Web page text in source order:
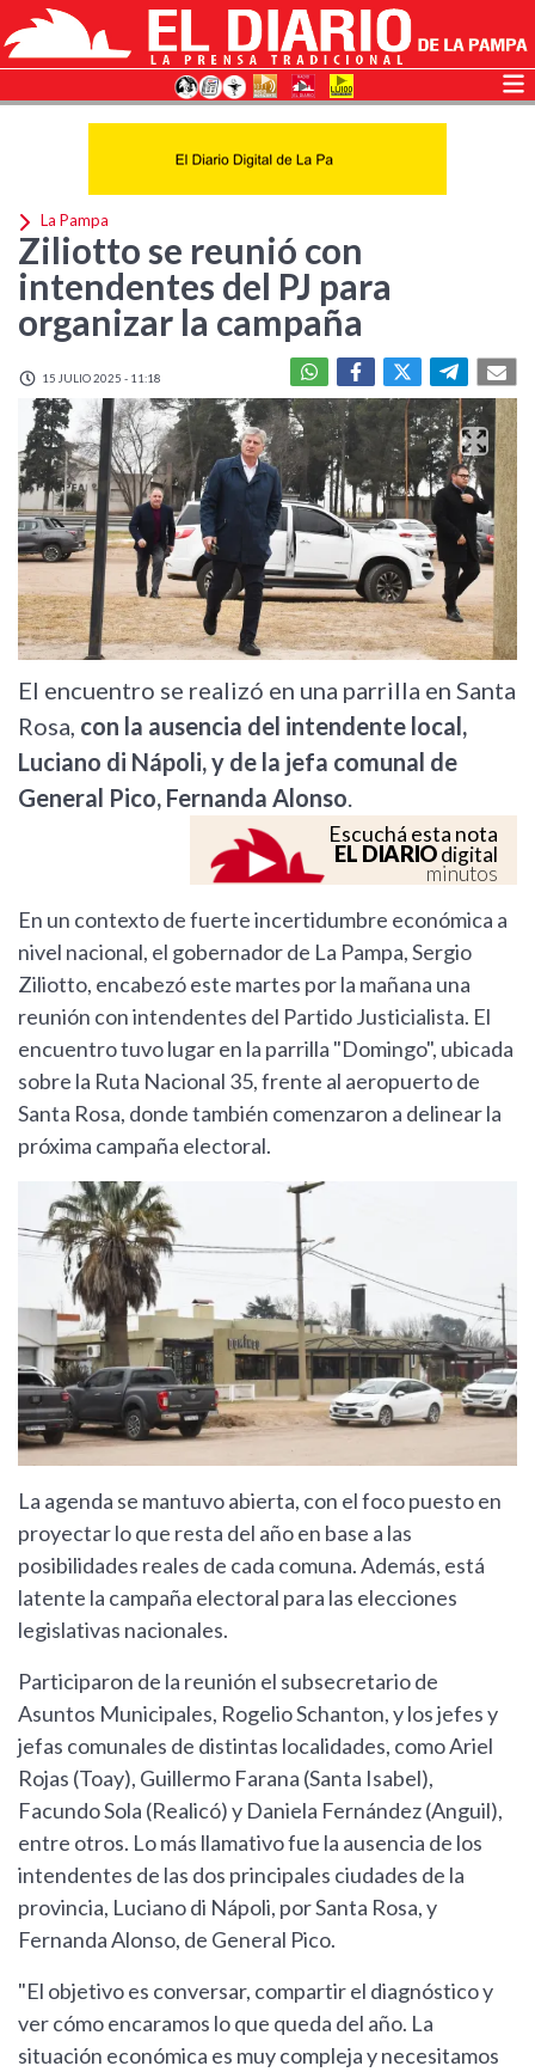
La Pampa
Ziliotto se reunió con
intendentes del PJ para
organizar la campaña
15 JULIO 2025 - 11:18
El encuentro se realizó en una parrilla en Santa
Rosa, con la ausencia del intendente local,
Luciano di Nápoli, y de la jefa comunal de
General Pico, Fernanda Alonso.
Escuchá esta nota
EL DIARIOdigital
minutos
En un contexto de fuerte incertidumbre económica a
nivel nacional, el gobernador de La Pampa, Sergio
Ziliotto, encabezó este martes por la mañana una
reunión con intendentes del Partido Justicialista. El
encuentro tuvo lugar en la parrilla "Domingo", ubicada
sobre la Ruta Nacional 35, frente al aeropuerto de
Santa Rosa, donde también comenzaron a delinear la
próxima campaña electoral.
La agenda se mantuvo abierta, con el foco puesto en
proyectar lo que resta del año en base a las
posibilidades reales de cada comuna. Además, está
latente la campaña electoral para las elecciones
legislativas nacionales.
Participaron de la reunión el subsecretario de
Asuntos Municipales, Rogelio Schanton, y los jefes y
jefas comunales de distintas localidades, como Ariel
Rojas (Toay), Guillermo Farana (Santa Isabel),
Facundo Sola (Realicó) y Daniela Fernández (Anguil),
entre otros. Lo más llamativo fue la ausencia de los
intendentes de las dos principales ciudades de la
provincia, Luciano di Nápoli, por Santa Rosa, y
Fernanda Alonso, de General Pico.
"El objetivo es conversar, compartir el diagnóstico y
ver cómo encaramos lo que queda del año. La
situación económica es muy compleja y necesitamos